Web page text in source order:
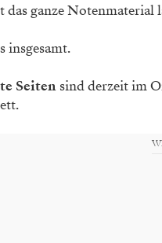
das ganze Notenmaterial
insgesamt.
Seiten sind derzeit im